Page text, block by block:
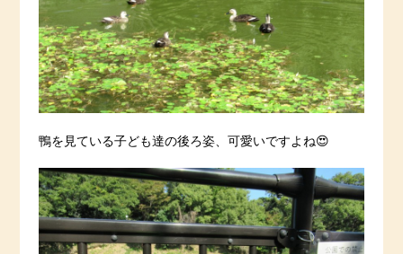
鴨を見ている子ども達の後ろ姿、可愛いですよね😍